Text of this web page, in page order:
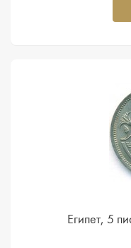
Египет, 5